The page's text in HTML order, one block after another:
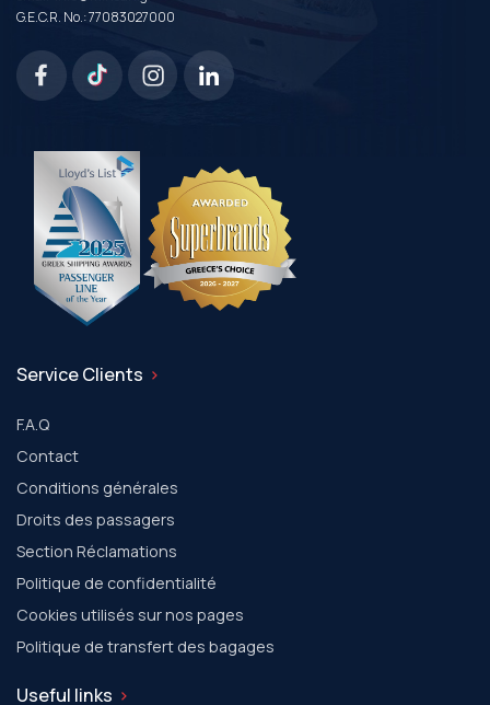
G.E.C.R. No.: 77083027000
Service Clients
F.A.Q
Contact
Conditions générales
Droits des passagers
Section Réclamations
Politique de confidentialité
Cookies utilisés sur nos pages
Politique de transfert des bagages
Useful links